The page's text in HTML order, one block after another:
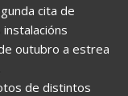
cita de
outubro a estrea
de distintos